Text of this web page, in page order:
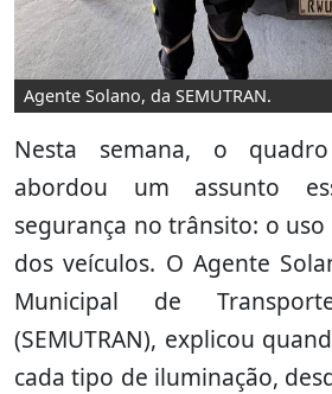
Agente Solano, da SEMUTRAN.
Nesta semana, o quadro
abordou um assunto
segurança no trânsito: o
dos veículos. O Agente
Municipal de
(SEMUTRAN), explicou
cada tipo de iluminação,